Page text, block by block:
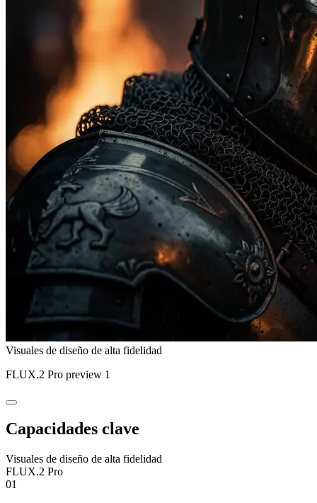
Visuales de diseño de alta fidelidad
FLUX.2 Pro preview 1
Capacidades clave
Visuales de diseño de alta fidelidad
FLUX.2 Pro
01